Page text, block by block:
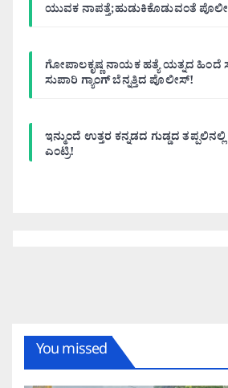
ಯುವಕ ನಾಪತ್ತೆ;ಹುಡುಕಿಕೊಡುವಂತೆ
ಗೋಪಾಲಕೃಷ್ಣ ನಾಯಕ ಹತ್ಯೆ ಯತ್ನದ
ಸುಪಾರಿ ಗ್ಯಾಂಗ್ ಬೆನ್ನತ್ತಿದ ಪೊಲೀಸ್!
ಇನ್ಮುಂದೆ ಉತ್ತರ ಕನ್ನಡದ ಗುಡ್ಡದ
ಎಂಟ್ರಿ!
You missed